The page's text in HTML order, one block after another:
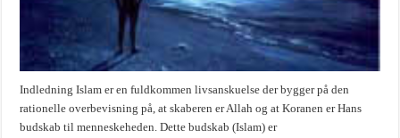
Indledning Islam er en fuldkommen livsanskuelse der bygger på den
rationelle overbevisning på, at skaberen er Allah og at Koranen er Hans
budskab til menneskeheden. Dette budskab (Islam) er